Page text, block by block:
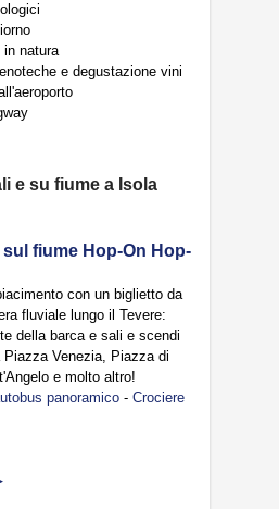
in natura
e degustazione vini
e su fiume a Isola
fiume Hop-On Hop-
con un biglietto da
fluviale lungo il Tevere:
della barca e sali e scendi
Venezia, Piazza di
e molto altro!
panoramico - Crociere